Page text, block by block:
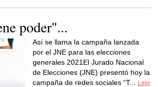
poder"...
Así se llama la campaña lanzada
por el JNE para las elecciones
generales 2021El Jurado Nacional
de Elecciones (JNE) presentó hoy la
campaña de redes sociales “T...
Leer